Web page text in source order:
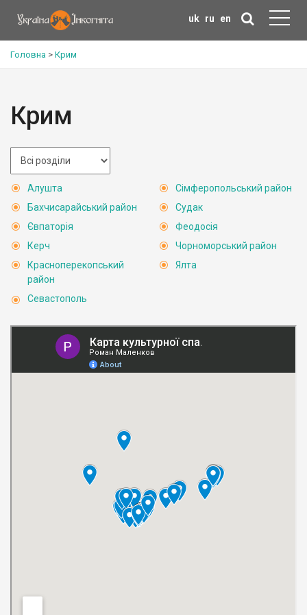
uk ru en
Головна > Крим
Крим
Алушта
Бахчисарайський район
Євпаторія
Керч
Красноперекопський
район
Севастополь
Сімферопольський район
Судак
Феодосія
Чорноморський район
Ялта